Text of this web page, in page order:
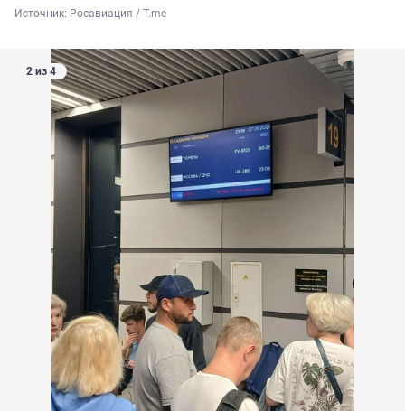
Источник: Росавиация / T.me
2 из 4